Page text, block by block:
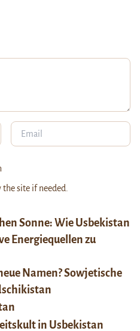
Sonne: Wie Usbekistan
Energiequellen zu
Namen? Sowjetische
in Usbekistan
site if needed.